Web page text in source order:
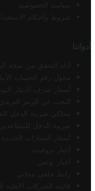
سياسة الخصوصية
شروط وأحكام
أدواتنا
أداة التحقق من صحة
محول رقم الحساب
أسعار صرف الدينار
البحث عن الرمز
محاكي ضريبة الدخل
ضريبة الدخل
أسعار السيارات
أخبار تروفيت
أخبار تونس
رابط خلفي مجاني
قائمة الشركات الأهلية